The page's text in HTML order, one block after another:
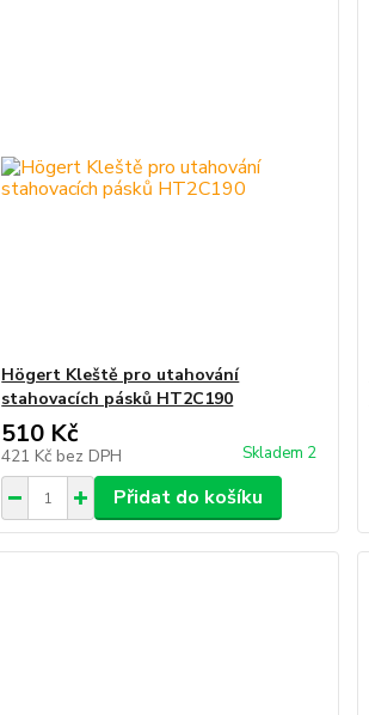
Högert Kleště pro utahování
stahovacích pásků HT2C190
510 Kč
421 Kč bez DPH Skladem 2
Přidat do košíku